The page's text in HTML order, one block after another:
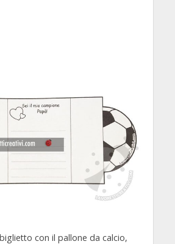
con il pallone da calcio,